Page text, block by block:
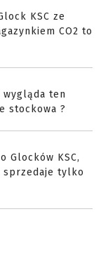
KSC ze
CO2 to
ten
stockowa ?
Glocków KSC,
sprzedaje tylko